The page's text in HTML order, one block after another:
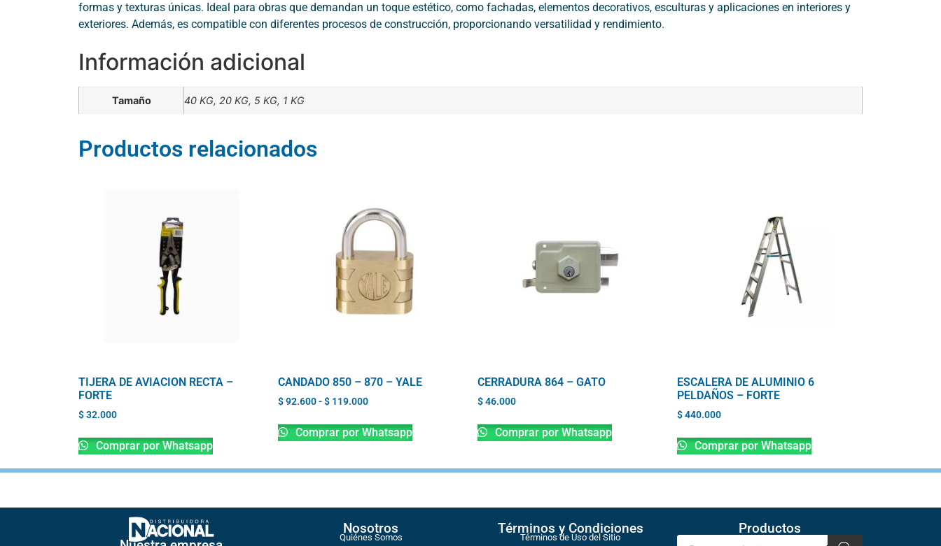
formas y texturas únicas. Ideal para obras que demandan un toque estético, como fachadas, elementos decorativos, esculturas y aplicaciones en interiores y
exteriores. Además, es compatible con diferentes procesos de construcción, proporcionando versatilidad y rendimiento.
Información adicional
Tamaño 40 KG, 20 KG, 5 KG, 1 KG
Productos relacionados
TIJERA DE AVIACION RECTA –
FORTE
$32.000
Comprar por Whatsapp
CANDADO 850 – 870 – YALE
$92.600-$ 119.000
Comprar por Whatsapp
CERRADURA 864 – GATO
$46.000
Comprar por Whatsapp
ESCALERA DE ALUMINIO 6
PELDAÑOS – FORTE
$440.000
Comprar por Whatsapp
Nosotros
Quiénes Somos
Términos y Condiciones
Términos de Uso del Sitio
Productos